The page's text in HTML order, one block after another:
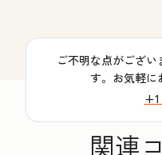
ご不明な点がござ
す。お気軽に
+1
関連